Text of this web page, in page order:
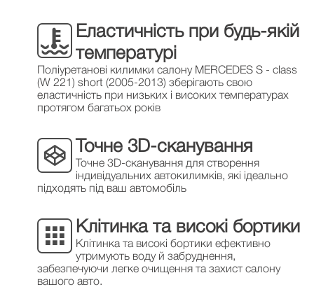
Еластичність при будь-якій
температурі
Поліуретанові килимки салону MERCEDES S - class
(W 221) short (2005-2013) зберігають свою
еластичність при низьких і високих температурах
протягом багатьох років
Точне 3D-сканування
Точне 3D-сканування для створення
індивідуальних автокилимків, які ідеально
підходять під ваш автомобіль
Клітинка та високі бортики
Клітинка та високі бортики ефективно
утримують воду й забруднення,
забезпечуючи легке очищення та захист салону
вашого авто.